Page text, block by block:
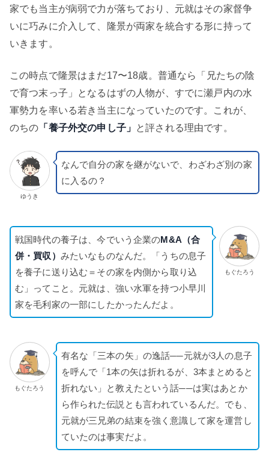
家でも当主が病弱で力が落ちており、元就はその家督争
いに巧みに介入して、隆景が両家を統合する形に持って
いきます。
この時点で隆景はまだ17〜18歳。普通なら「兄たちの陰
で育つ末っ子」となるはずの人物が、すでに瀬戸内の水
軍勢力を率いる若き当主になっていたのです。これが、
のちの 「養子外交の申し子」 と評される理由です。
ゆうき
なんで自分の家を継がないで、わざわざ別の家
に入るの？
もぐたろう
戦国時代の養子は、今でいう企業のM&A（合
併・買収） みたいなものなんだ。「うちの息子
を養子に送り込む＝その家を内側から取り込
む」ってこと。元就は、強い水軍を持つ小早川
家を毛利家の一部にしたかったんだよ。
もぐたろう
有名な「三本の矢」の逸話──元就が3人の息子
を呼んで「1本の矢は折れるが、3本まとめると
折れない」と教えたという話──は実はあとか
ら作られた伝説とも言われているんだ。でも、
元就が三兄弟の結束を強く意識して家を運営し
ていたのは事実だよ。